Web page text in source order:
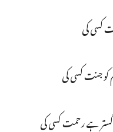
کسی کی
کو جنت کسی کی
ہے رحمت کسی کی